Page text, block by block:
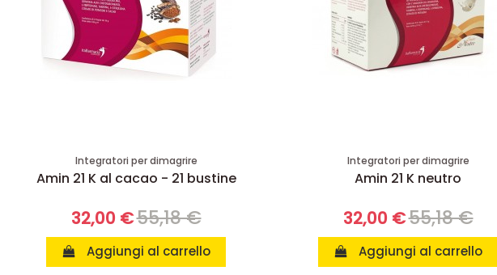
Integratori per dimagrire
Amin 21 K al cacao - 21 bustine
32,00 €55,18 €
Aggiungi al carrello
Integratori per dimagrire
Amin 21 K neutro
32,00 €55,18 €
Aggiungi al carrello